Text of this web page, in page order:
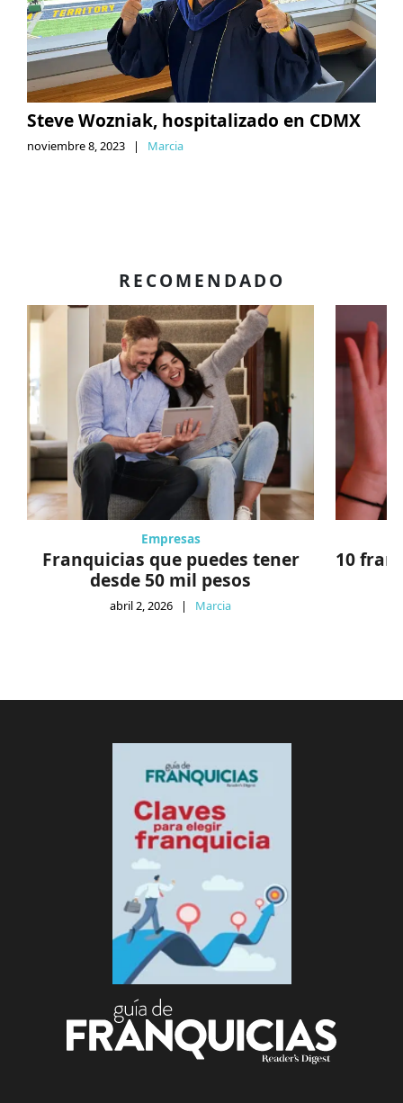
Steve Wozniak, hospitalizado en CDMX
noviembre 8, 2023 | Marcia
RECOMENDADO
Empresas
Franquicias que puedes tener
desde 50 mil pesos
abril 2, 2026 | Marcia
10